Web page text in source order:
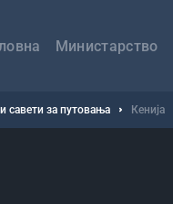
Министарство
савети за путовања Кенија